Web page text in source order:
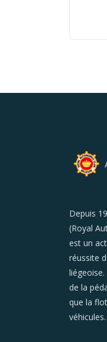
Depuis
(Royal
est un
réussite
de la
que la
véhicules.